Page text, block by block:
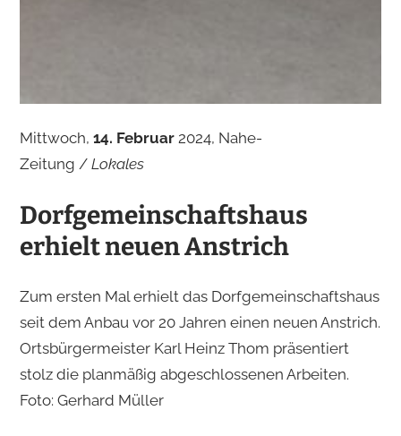
Mittwoch, 14. Februar2024, Nahe-
Zeitung / Lokales
Dorfgemeinschaftshaus
erhielt neuen Anstrich
Zum ersten Mal erhielt das Dorfgemeinschaftshaus
seit dem Anbau vor 20 Jahren einen neuen Anstrich.
Ortsbürgermeister Karl Heinz Thom präsentiert
stolz die planmäßig abgeschlossenen Arbeiten.
Foto: Gerhard Müller